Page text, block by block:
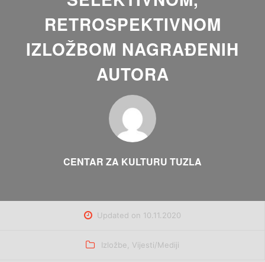
RETROSPEKTIVNOM
IZLOŽBOM NAGRAĐENIH
AUTORA
CENTAR ZA KULTURU TUZLA
Updated on 10.11.2020
Categories
Izložbe Vijesti/Mediji